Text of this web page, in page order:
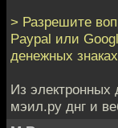
> Разрешите
Paypal или
денежных
Из электронных
мэил.ру днг и